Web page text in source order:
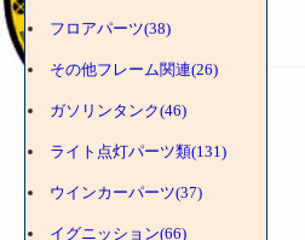
フロアパーツ(38)
その他フレーム関連(26)
ガソリンタンク(46)
ライト点灯パーツ類(131)
ウインカーパーツ(37)
イグニッション(66)